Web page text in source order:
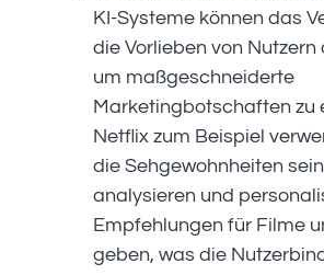
KI-Systeme können das
die Vorlieben von Nutzern
um maßgeschneiderte
Marketingbotschaften zu
Netflix zum Beispiel
die Sehgewohnheiten
analysieren und
Empfehlungen für Filme
geben, was die